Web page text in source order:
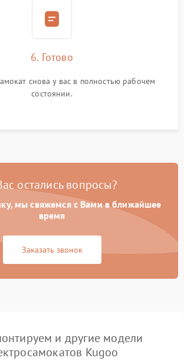
6. Готово
снова у вас в полностью рабочем
состоянии.
остались вопросы?
мы свяжемся с Вами в ближайшее
время
Заказать звонок
и другие модели
Kugoo